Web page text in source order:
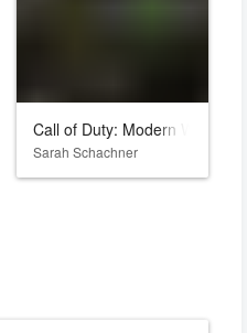
Call of Duty: Modern Warfare
Sarah Schachner